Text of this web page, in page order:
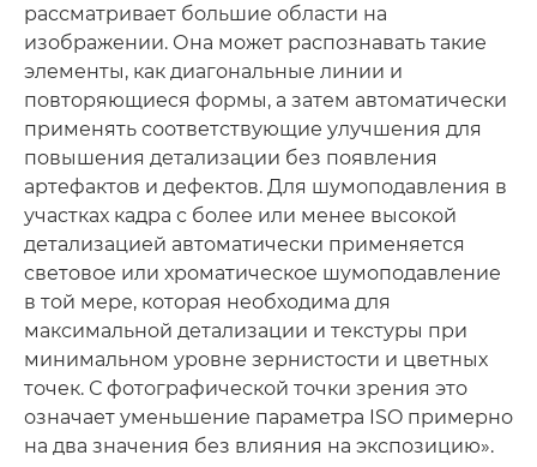
рассматривает большие области на
изображении. Она может распознавать такие
элементы, как диагональные линии и
повторяющиеся формы, а затем автоматически
применять соответствующие улучшения для
повышения детализации без появления
артефактов и дефектов. Для шумоподавления в
участках кадра с более или менее высокой
детализацией автоматически применяется
световое или хроматическое шумоподавление
в той мере, которая необходима для
максимальной детализации и текстуры при
минимальном уровне зернистости и цветных
точек. С фотографической точки зрения это
означает уменьшение параметра ISO примерно
на два значения без влияния на экспозицию».